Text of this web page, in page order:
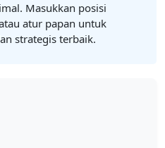
Masukkan posisi
atur papan untuk
strategis terbaik.